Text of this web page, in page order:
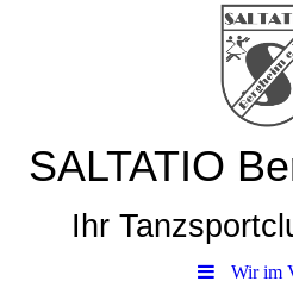
SALTATIO
Ihr
Wir im